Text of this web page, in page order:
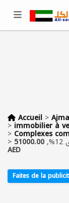
Accueil >
> immobilier à
> Complexes
> 51000.00
AED
Faites de la